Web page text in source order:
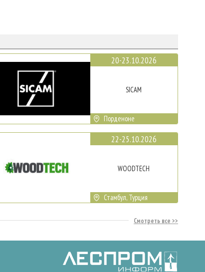
20-23.10.2026
SICAM
Порденоне
22-25.10.2026
WOODTECH
Стамбул, Турция
Смотреть все